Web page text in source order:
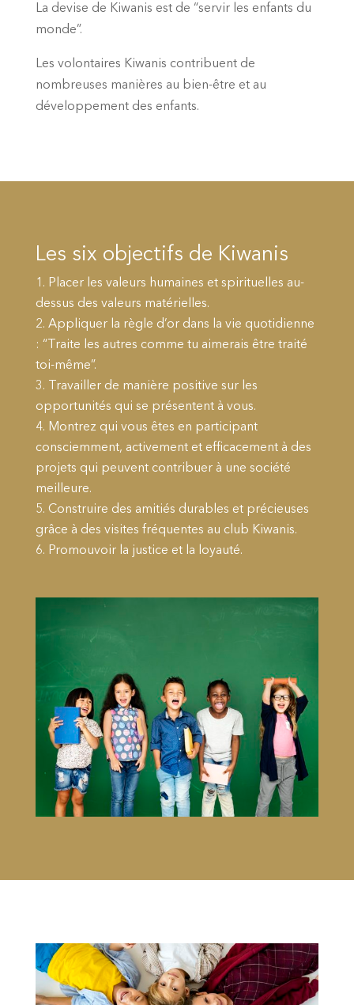
La devise de Kiwanis est de “servir les enfants du
monde”.
Les volontaires Kiwanis contribuent de
nombreuses manières au bien-être et au
développement des enfants.
Les six objectifs de Kiwanis
Placer les valeurs humaines et spirituelles au-
dessus des valeurs matérielles.
Appliquer la règle d’or dans la vie quotidienne
: “Traite les autres comme tu aimerais être traité
toi-même”.
Travailler de manière positive sur les
opportunités qui se présentent à vous.
Montrez qui vous êtes en participant
consciemment, activement et efficacement à des
projets qui peuvent contribuer à une société
meilleure.
Construire des amitiés durables et précieuses
grâce à des visites fréquentes au club Kiwanis.
Promouvoir la justice et la loyauté.